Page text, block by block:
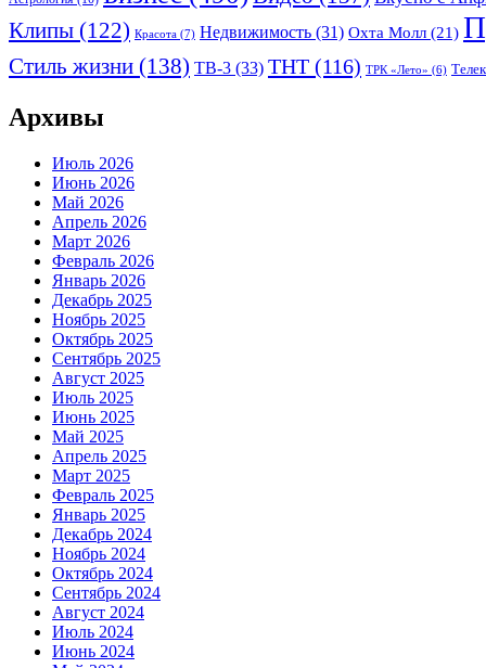
Клипы (122) Красота (7) Недвижимость (31) Охта Молл (21)
Стиль жизни (138) ТВ-3 (33) ТНТ (116) ТРК «Лето» (6)
Архивы
Июль 2026
Июнь 2026
Май 2026
Апрель 2026
Март 2026
Февраль 2026
Январь 2026
Декабрь 2025
Ноябрь 2025
Октябрь 2025
Сентябрь 2025
Август 2025
Июль 2025
Июнь 2025
Май 2025
Апрель 2025
Март 2025
Февраль 2025
Январь 2025
Декабрь 2024
Ноябрь 2024
Октябрь 2024
Сентябрь 2024
Август 2024
Июль 2024
Июнь 2024